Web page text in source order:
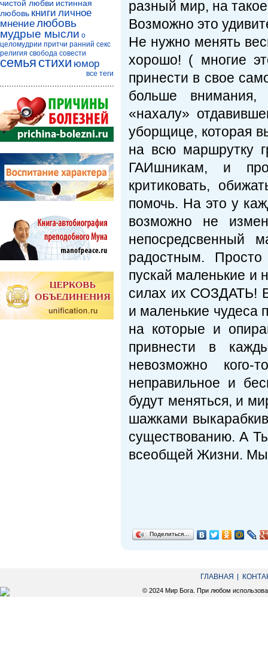
разный мир, на
Возможно это
Не нужно менять
хорошо! ( многие
принести в свое
больше
«нахалу»
уборщице, которая
на всю маршрутку
ГАИшникам, и
критиковать,
помочь. На это у
возможно не
непосредсвенный
радостным. Просто
пускай маленькие и
силах их СОЗДАТЬ!
и маленькие чудеса
на которые и
привнести в
невозможно
неправильное и
будут меняться, и
шажками
существованию. А
всеобщей Жизни. Мы
Поделиться…
чистой любви истинная
любовь книги личное
мнениелюбовь
мудрые мысли о
целомудрии притчи ранний секс
религия свобода совести
семья стихи юмор
все теги
ГЛАВНАЯ
© 2024 Мир Бога. При любом